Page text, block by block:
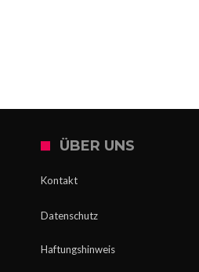
ÜBER UNS
Kontakt
Datenschutz
Haftungshinweis